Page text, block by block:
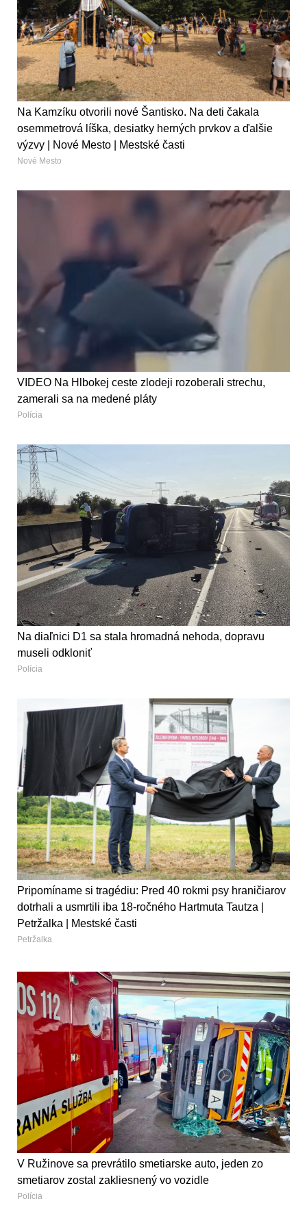
Na Kamzíku otvorili nové Šantisko. Na deti čakala
osemmetrová líška, desiatky herných prvkov a ďalšie
výzvy | Nové Mesto | Mestské časti
Nové Mesto
VIDEO Na Hlbokej ceste zlodeji rozoberali strechu,
zamerali sa na medené pláty
Polícia
Na diaľnici D1 sa stala hromadná nehoda, dopravu
museli odkloniť
Polícia
Pripomíname si tragédiu: Pred 40 rokmi psy hraničiarov
dotrhali a usmrtili iba 18-ročného Hartmuta Tautza |
Petržalka | Mestské časti
Petržalka
V Ružinove sa prevrátilo smetiarske auto, jeden zo
smetiarov zostal zakliesnený vo vozidle
Polícia